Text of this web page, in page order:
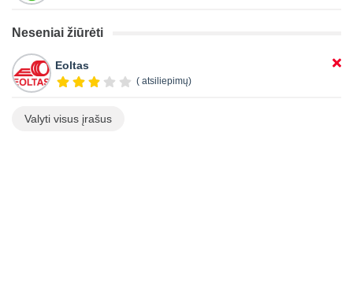
Neseniai žiūrėti
Eoltas
( atsiliepimų)
Valyti visus įrašus